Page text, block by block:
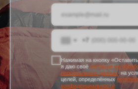
+7
Нажимая на кнопку «Оставить
я даю своё согласие на
персональных данных на
целей, определённых
конфиденциальности